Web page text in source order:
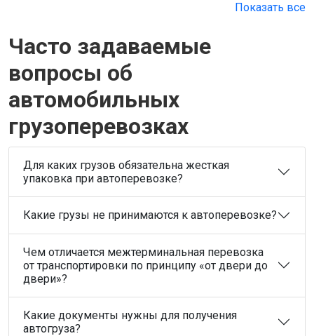
Показать все
Часто задаваемые
вопросы об
автомобильных
грузоперевозках
Для каких грузов обязательна жесткая
упаковка при автоперевозке?
Какие грузы не принимаются к автоперевозке?
Чем отличается межтерминальная перевозка
от транспортировки по принципу «от двери до
двери»?
Какие документы нужны для получения
автогруза?